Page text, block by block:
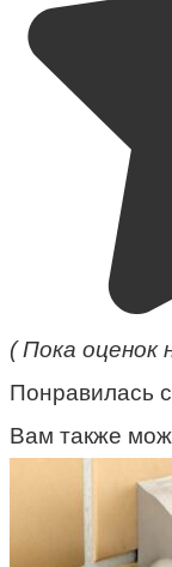
( Пока оценок
Понравилась
Вам также